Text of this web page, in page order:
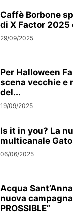
Caffè Borbone
di X Factor
29/09/2025
Per Halloween
scena vecchie e
del...
19/09/2025
Is it in you? La
multicanale
06/06/2025
Acqua
nuova campagna
PROSSIBLE”